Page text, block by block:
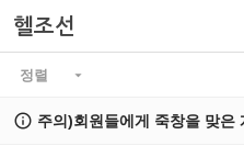
헬조선
정렬 
 주의)회원들에게 죽창을 맞은